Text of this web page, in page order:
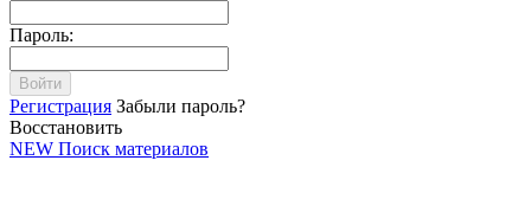
Пароль:
Войти
Регистрация Забыли пароль?
Восстановить
NEW Поиск материалов